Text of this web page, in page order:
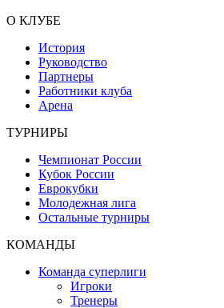
О КЛУБЕ
История
Руководство
Партнеры
Работники клуба
Арена
ТУРНИРЫ
Чемпионат России
Кубок России
Еврокубки
Молодежная лига
Остальные турниры
КОМАНДЫ
Команда суперлиги
Игроки
Тренеры